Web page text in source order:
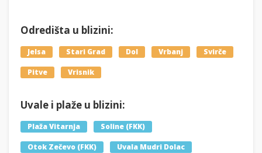
Odredišta u blizini:
Jelsa Stari Grad Dol Vrbanj Svirče
Pitve Vrisnik
Uvale i plaže u blizini:
Plaža Vitarnja Soline (FKK)
Otok Zečevo (FKK) Uvala Mudri Dolac